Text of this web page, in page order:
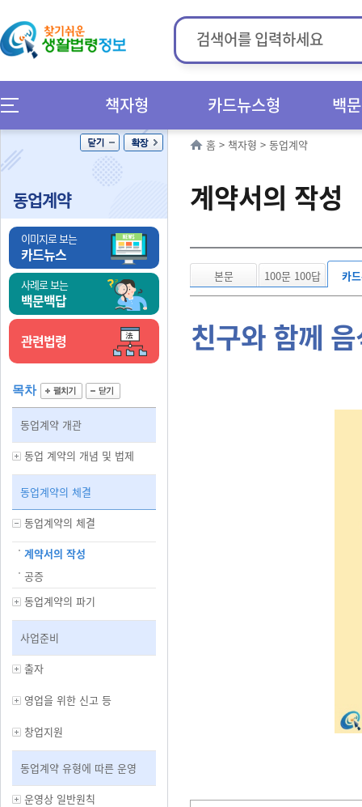
책자형 카드뉴스형 백
동업계약
이미지로 보는
카드뉴스
사례로 보는
백문백답
관련법령
목차
동업계약 개관
동업 계약의 개념 및 법제
동업계약의 체결
동업계약의 체결
계약서의 작성
공증
동업계약의 파기
사업준비
출자
영업을 위한 신고 등
창업지원
동업계약 유형에 따른 운영
운영상 일반원칙
홈 > 책자형 > 동업계약
계약서의 작성
본문 100문 100답 카
친구와 함께